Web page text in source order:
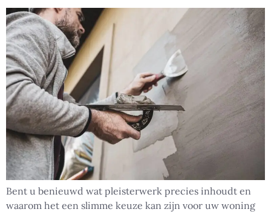
Bent u benieuwd wat pleisterwerk precies inhoudt en
waarom het een slimme keuze kan zijn voor uw woning